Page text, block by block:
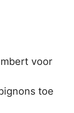
voor
toe